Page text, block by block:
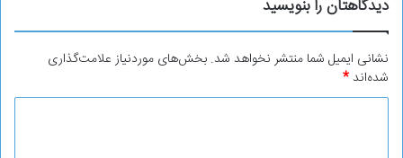
دیدگاهتان را بنویسید
نشانی ایمیل شما منتشر نخواهد شد. بخش‌های موردنیاز علامت‌گذاری
شده‌اند*